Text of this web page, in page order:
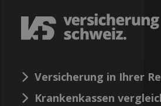
Versicherung in Ihrer
Krankenkassen